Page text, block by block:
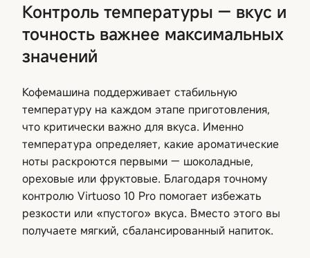
Контроль температуры — вкус и
точность важнее максимальных
значений
Кофемашина поддерживает стабильную
температуру на каждом этапе приготовления,
что критически важно для вкуса. Именно
температура определяет, какие ароматические
ноты раскроются первыми — шоколадные,
ореховые или фруктовые. Благодаря точному
контролю Virtuoso 10 Pro помогает избежать
резкости или «пустого» вкуса. Вместо этого вы
получаете мягкий, сбалансированный напиток.